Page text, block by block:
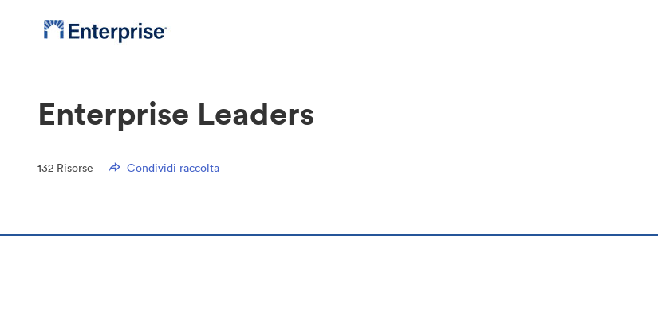
Enterprise Leaders
132 Risorse Condividi raccolta